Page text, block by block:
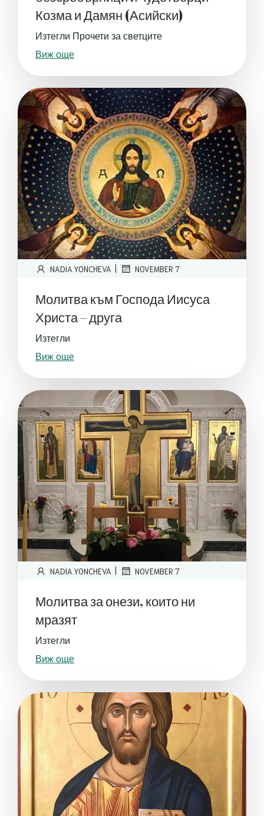
Козма и Дамян (Асийски)
Изтегли Прочети за светците
Виж още
NADIA.YONCHEVA | NOVEMBER 7
Молитва към Господа Иисуса
Христа – друга
Изтегли
Виж още
NADIA.YONCHEVA | NOVEMBER 7
Молитва за онези, които ни
мразят
Изтегли
Виж още